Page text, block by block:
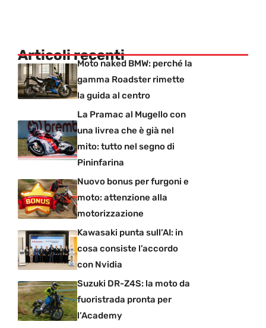
Articoli recentiMoto naked BMW: perché la
gamma Roadster rimette
la guida al centro
La Pramac al Mugello con
una livrea che è già nel
mito: tutto nel segno di
Pininfarina
Nuovo bonus per furgoni e
moto: attenzione alla
motorizzazione
Kawasaki punta sull’AI: in
cosa consiste l’accordo
con Nvidia
Suzuki DR-Z4S: la moto da
fuoristrada pronta per
l’Academy